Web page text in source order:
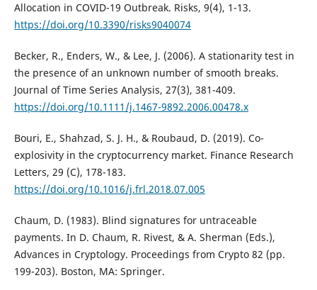
Allocation in COVID-19 Outbreak. Risks, 9(4), 1-13.
https://doi.org/10.3390/risks9040074
Becker, R., Enders, W., & Lee, J. (2006). A stationarity test in
the presence of an unknown number of smooth breaks.
Journal of Time Series Analysis, 27(3), 381-409.
https://doi.org/10.1111/j.1467-9892.2006.00478.x
Bouri, E., Shahzad, S. J. H., & Roubaud, D. (2019). Co-
explosivity in the cryptocurrency market. Finance Research
Letters, 29 (C), 178-183.
https://doi.org/10.1016/j.frl.2018.07.005
Chaum, D. (1983). Blind signatures for untraceable
payments. In D. Chaum, R. Rivest, & A. Sherman (Eds.),
Advances in Cryptology. Proceedings from Crypto 82 (pp.
199-203). Boston, MA: Springer.